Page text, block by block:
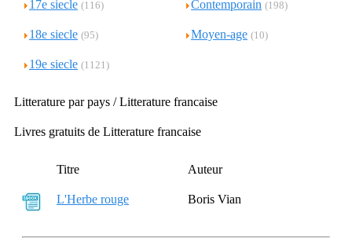
17e siecle (116) Contemporain (198)
18e siecle (95) Moyen-age (10)
19e siecle (1121)
Litterature par pays / Litterature francaise
Livres gratuits de Litterature francaise
Titre Auteur
L'Herbe rouge Boris Vian